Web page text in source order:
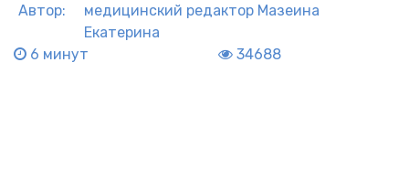
Автор: медицинский редактор Мазеина
Екатерина
6 минут
34688